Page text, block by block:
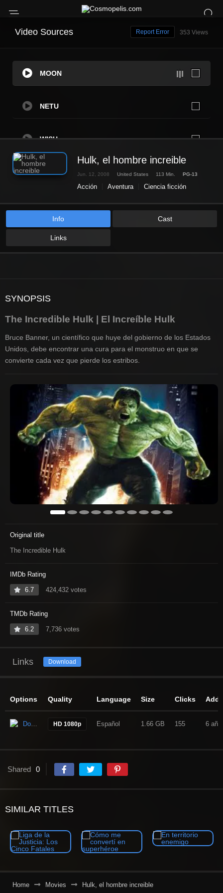
Video Sources 353 Views
Report Error
MOON
NETU
WISH
NETU
WISH
Hulk, el hombre increible
Jun. 12, 2008 United States 113 Min. PG-13
Acción Aventura Ciencia ficción
Info Cast
Links
SYNOPSIS
The Incredible Hulk | El Increíble Hulk
Bruce Banner, un científico que huye del gobierno de los Estados
Unidos, debe encontrar una cura para el monstruo en que se
convierte cada vez que pierde los estribos.
Original title
The Incredible Hulk
IMDb Rating
6.7 424,432 votes
TMDb Rating
6.2 7,736 votes
Links Download
Options Quality Language Size Clicks
Download HD 1080p Español 1.66 GB 155 6
Shared 0
SIMILAR TITLES
Home Movies Hulk, el hombre increible